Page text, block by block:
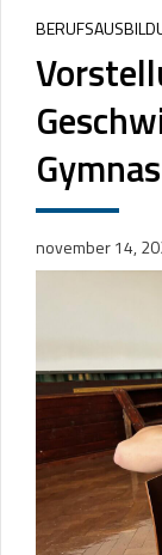
november 14,